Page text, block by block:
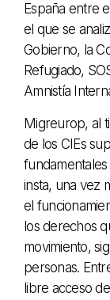
España entre
el que se
Gobierno, la
Refugiado,
Amnistía
Migreurop, al
de los CIEs
insta, una vez
el
los derechos
movimiento,
personas.
libre acceso